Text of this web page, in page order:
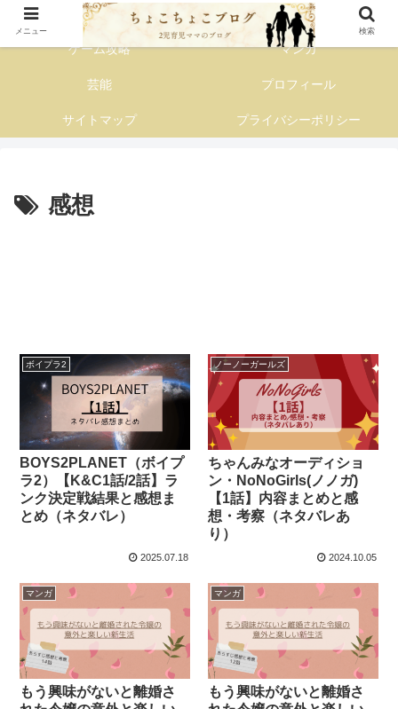
子育て主婦の情報発信ブログ
ゲーム攻略 マンガ
芸能 プロフィール
サイトマップ プライバシーポリシー
感想
ボイプラ2
BOYS2PLANET（ボイプ
ラ2）【K&C1話/2話】ラ
ンク決定戦結果と感想ま
とめ（ネタバレ）
2025.07.18
ノーノーガールズ
ちゃんみなオーディショ
ン・NoNoGirls(ノノガ)
【1話】内容まとめと感
想・考察（ネタバレあ
り）
2024.10.05
マンガ
もう興味がないと離婚さ
マンガ
もう興味がないと離婚さ
メニュー 検索